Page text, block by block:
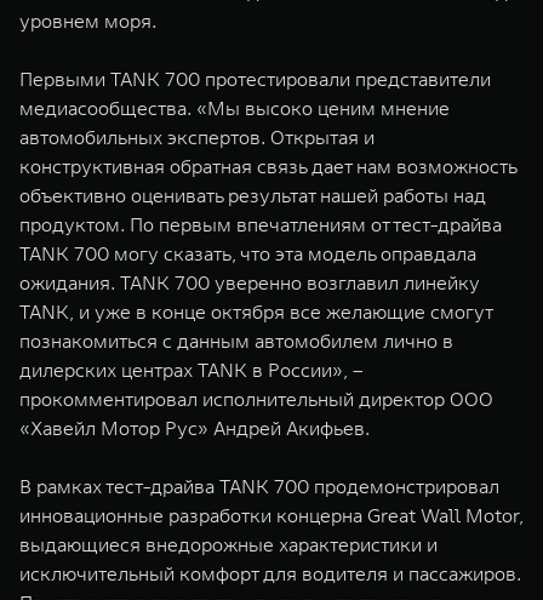
уровнем моря.
Первыми TANK 700 протестировали представители
медиасообщества. «Мы высоко ценим мнение
автомобильных экспертов. Открытая и
конструктивная обратная связь дает нам возможность
объективно оценивать результат нашей работы над
продуктом. По первым впечатлениям от тест-драйва
TANK 700 могу сказать, что эта модель оправдала
ожидания. TANK 700 уверенно возглавил линейку
TANK, и уже в конце октября все желающие смогут
познакомиться с данным автомобилем лично в
дилерских центрах TANK в России», –
прокомментировал исполнительный директор ООО
«Хавейл Мотор Рус» Андрей Акифьев.
В рамках тест-драйва TANK 700 продемонстрировал
инновационные разработки концерна Great Wall Motor,
выдающиеся внедорожные характеристики и
исключительный комфорт для водителя и пассажиров.